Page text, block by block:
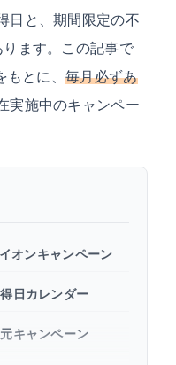
日と、期間限定の不
ます。この記事で
もとに、毎月必ずあ
実施中のキャンペー
オンキャンペーン
日カレンダー
キャンペーン